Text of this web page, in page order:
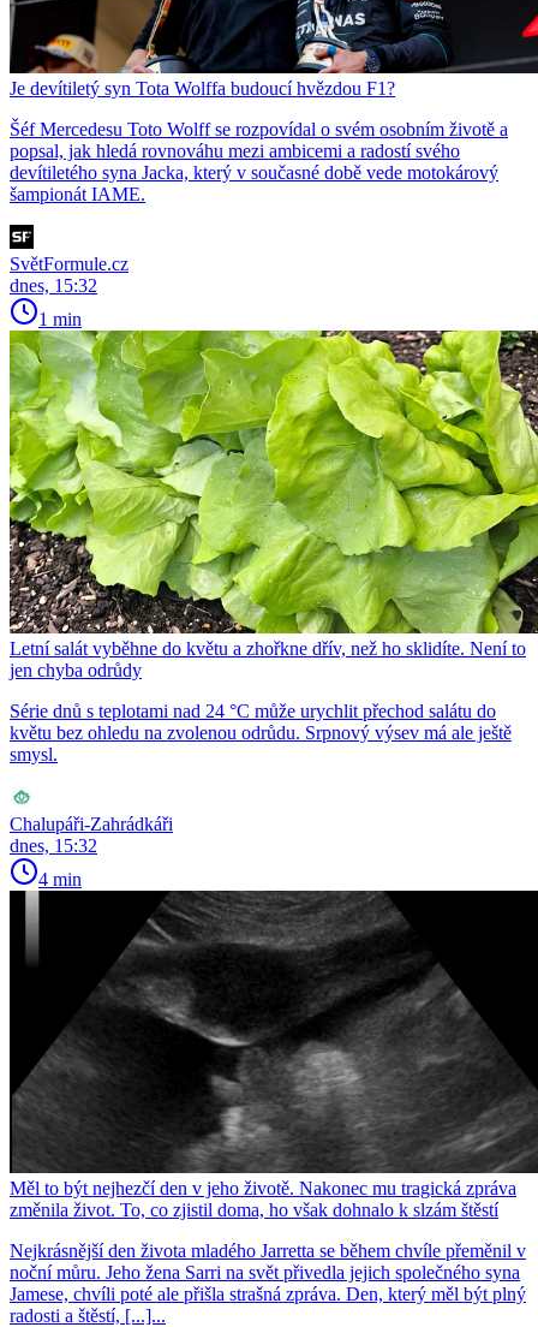
Je devítiletý syn Tota Wolffa budoucí hvězdou F1?
Šéf Mercedesu Toto Wolff se rozpovídal o svém osobním životě a
popsal, jak hledá rovnováhu mezi ambicemi a radostí svého
devítiletého syna Jacka, který v současné době vede motokárový
šampionát IAME.
SvětFormule.cz
dnes, 15:32
1 min
Letní salát vyběhne do květu a zhořkne dřív, než ho sklidíte. Není to
jen chyba odrůdy
Série dnů s teplotami nad 24 °C může urychlit přechod salátu do
květu bez ohledu na zvolenou odrůdu. Srpnový výsev má ale ještě
smysl.
Chalupáři-Zahrádkáři
dnes, 15:32
4 min
Měl to být nejhezčí den v jeho životě. Nakonec mu tragická zpráva
změnila život. To, co zjistil doma, ho však dohnalo k slzám štěstí
Nejkrásnější den života mladého Jarretta se během chvíle přeměnil v
noční můru. Jeho žena Sarri na svět přivedla jejich společného syna
Jamese, chvíli poté ale přišla strašná zpráva. Den, který měl být plný
radosti a štěstí, [...]...